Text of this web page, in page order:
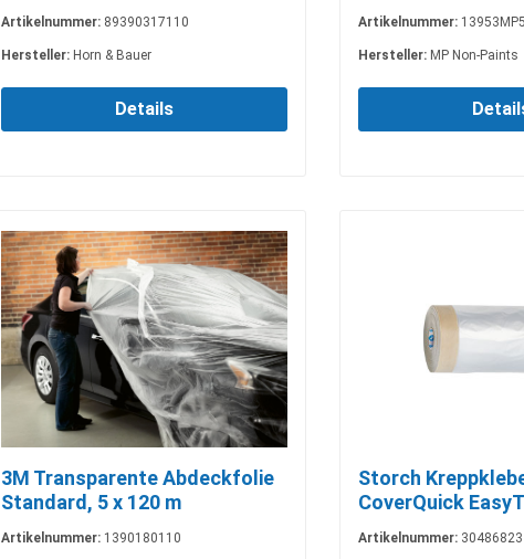
Artikelnummer: 89390317110
Hersteller: Horn & Bauer
Details
Artikelnummer:
Hersteller: MP Non-Paints
3M Transparente Abdeckfolie
Standard, 5 x 120 m
Artikelnummer: 1390180110
Storch
CoverQuick
33 m
Artikelnummer: 30486823